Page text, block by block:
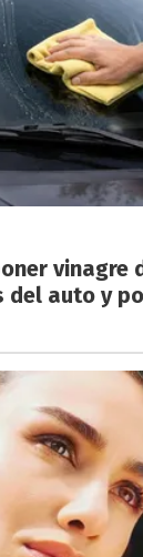
vinagre
del auto y